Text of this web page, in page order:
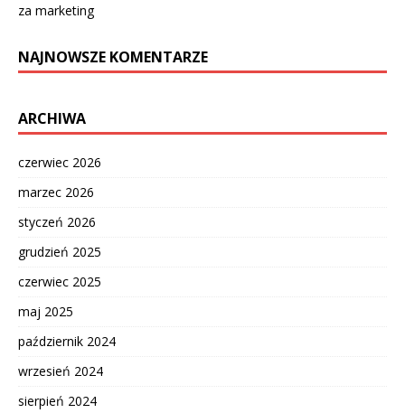
za marketing
NAJNOWSZE KOMENTARZE
ARCHIWA
czerwiec 2026
marzec 2026
styczeń 2026
grudzień 2025
czerwiec 2025
maj 2025
październik 2024
wrzesień 2024
sierpień 2024